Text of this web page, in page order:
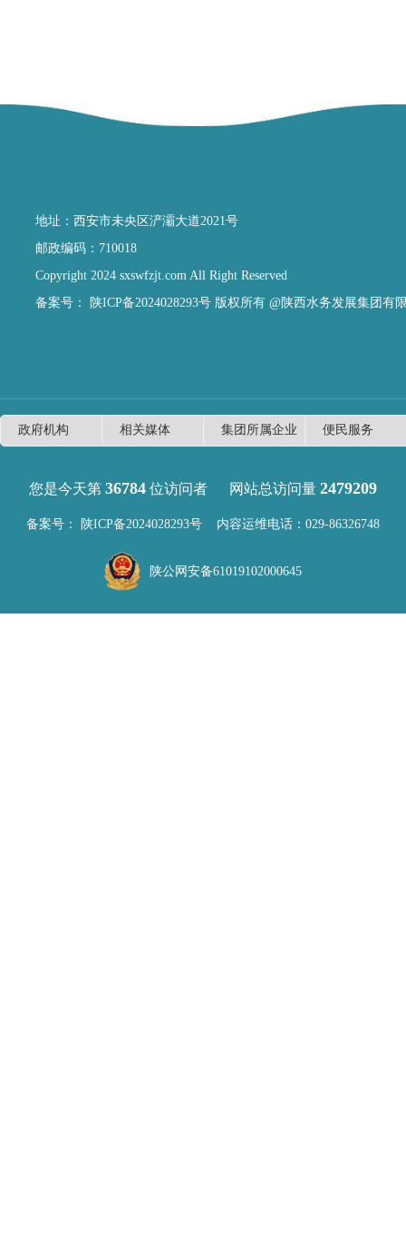
地址：西安市未央区浐灞大道2021号
邮政编码：710018
Copyright 2024 sxswfzjt.com All Right Reserved
备案号：
陕ICP备2024028293号 版权所有 @陕西水务发展集团有
您是今天第 36784 位访问者 网站总访问量 2479209
备案号： 陕ICP备2024028293号 内容运维电话：029-86326748
陕公网安备61019102000645